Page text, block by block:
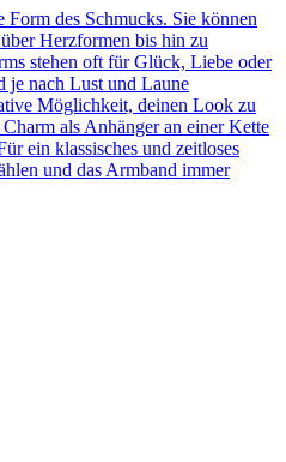
des Schmucks. Sie können
Herzformen bis hin zu
stehen oft für Glück, Liebe oder
je nach Lust und Laune
Möglichkeit, deinen Look zu
als Anhänger an einer Kette
ein klassisches und zeitloses
und das Armband immer